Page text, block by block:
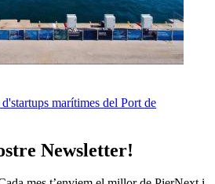
marítimes del Port de
Newsletter!